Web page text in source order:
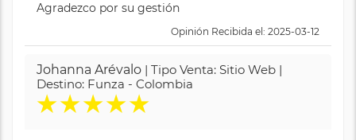
Agradezco por su gestión
Opinión Recibida el: 2025-03-12
Johanna Arévalo | Tipo Venta: Sitio Web |
Destino: Funza - Colombia
★★★★★